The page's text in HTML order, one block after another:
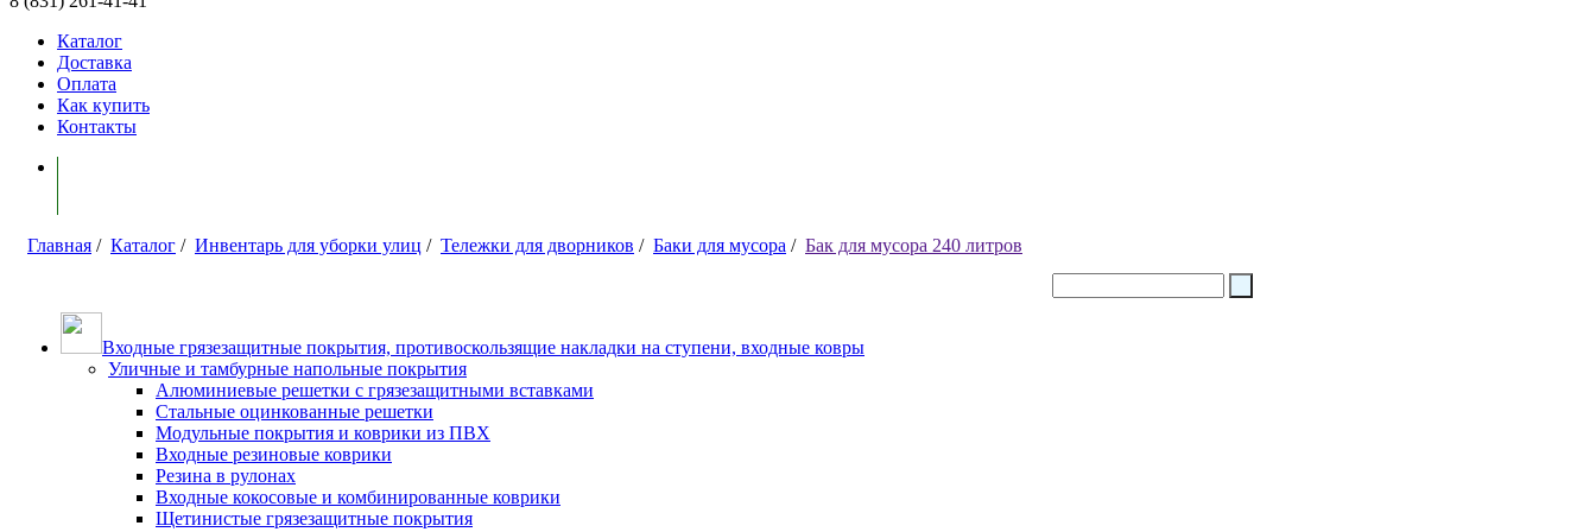
Каталог
Доставка
Оплата
Как купить
Контакты
Главная / Каталог / Инвентарь для уборки улиц / Тележки для дворников / Баки для мусора / Бак для мусора 240 литров
Входные грязезащитные покрытия, противоскользящие накладки на ступени, входные ковры
Уличные и тамбурные напольные покрытия
Алюминиевые решетки с грязезащитными вставками
Стальные оцинкованные решетки
Модульные покрытия и коврики из ПВХ
Входные резиновые коврики
Резина в рулонах
Входные кокосовые и комбинированные коврики
Щетинистые грязезащитные покрытия